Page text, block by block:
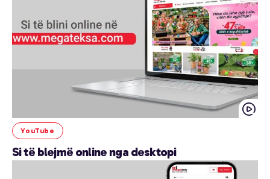
YouTube
Si të blejmë online nga desktopi